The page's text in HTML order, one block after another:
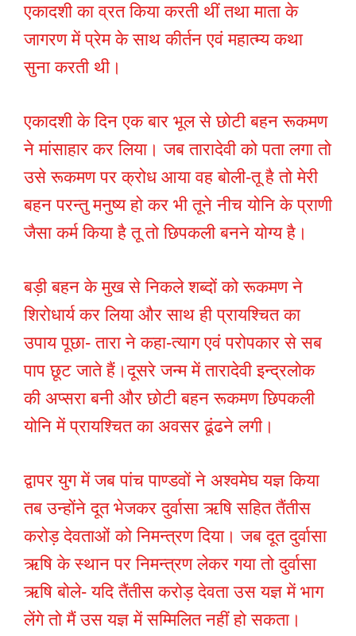
एकादशी का व्रत किया करती थीं तथा माता के
जागरण में प्रेम के साथ कीर्तन एवं महात्म्य कथा
सुना करती थी।
एकादशी के दिन एक बार भूल से छोटी बहन रूकमण
ने मांसाहार कर लिया। जब तारादेवी को पता लगा तो
उसे रूकमण पर क्रोध आया वह बोली-तू है तो मेरी
बहन परन्तु मनुष्य हो कर भी तूने नीच योनि के प्राणी
जैसा कर्म किया है तू तो छिपकली बनने योग्य है।
बड़ी बहन के मुख से निकले शब्दों को रूकमण ने
शिरोधार्य कर लिया और साथ ही प्रायश्चित का
उपाय पूछा- तारा ने कहा-त्याग एवं परोपकार से सब
पाप छूट जाते हैं।दूसरे जन्म में तारादेवी इन्द्रलोक
की अप्सरा बनी और छोटी बहन रूकमण छिपकली
योनि में प्रायश्चित का अवसर ढूंढने लगी।
द्वापर युग में जब पांच पाण्डवों ने अश्वमेघ यज्ञ किया
तब उन्होंने दूत भेजकर दुर्वासा ऋषि सहित तैंतीस
करोड़ देवताओं को निमन्त्रण दिया। जब दूत दुर्वासा
ऋषि के स्थान पर निमन्त्रण लेकर गया तो दुर्वासा
ऋषि बोले- यदि तैंतीस करोड़ देवता उस यज्ञ में भाग
लेंगे तो मैं उस यज्ञ में सम्मिलित नहीं हो सकता।